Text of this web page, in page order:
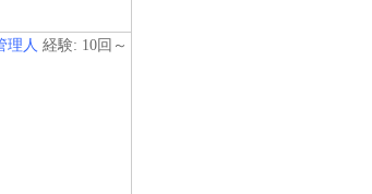
理人 経験: 10回～